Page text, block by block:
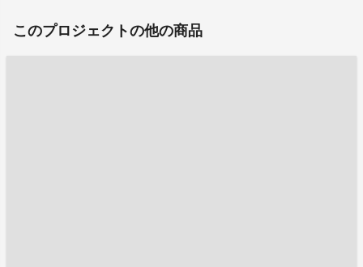
このプロジェクトの他の商品